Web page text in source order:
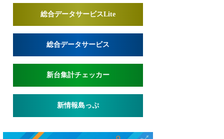
総合データサービスLite
総合データサービス
新台集計チェッカー
新情報島っぷ